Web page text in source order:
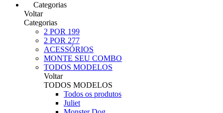
Categorias
Voltar
Categorias
2 POR 199
2 POR 277
ACESSÓRIOS
MONTE SEU COMBO
TODOS MODELOS
Voltar
TODOS MODELOS
Todos os produtos
Juliet